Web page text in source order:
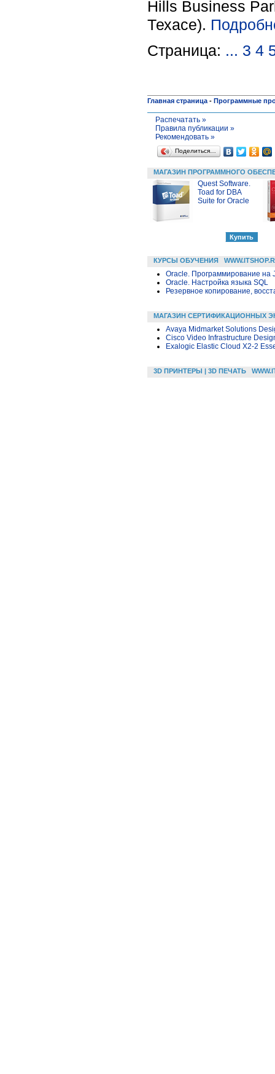
Hills Business
Техасе).
Страница: ... 3 4
Главная страница - Программные
Распечатать »
Правила публикации »
Рекомендовать »
Поделиться…
МАГАЗИН ПРОГРАММНОГО
Quest Software.
Toad for DBA
Suite for Oracle
КУРСЫ ОБУЧЕНИЯ
Oracle. Программирование на
Oracle. Настройка языка SQL
Резервное копирование,
МАГАЗИН СЕРТИФИКАЦИОННЫХ
Avaya Midmarket Solutions
Cisco Video Infrastructure
Exalogic Elastic Cloud X2-2
3D ПРИНТЕРЫ | 3D ПЕЧАТЬ